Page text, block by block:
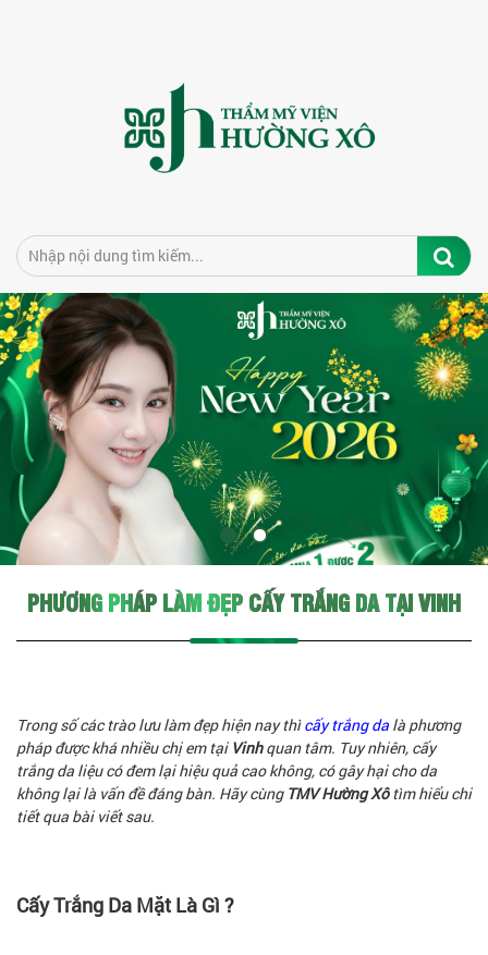
PHƯƠNG PHÁP LÀM ĐẸP CẤY TRẮNG DA TẠI VINH
Trong số các trào lưu làm đẹp hiện nay thìcấy trắng da là phương
pháp được khá nhiều chị em tại Vinhquan tâm. Tuy nhiên, cấy
trắng da liệu có đem lại hiệu quả cao không, có gây hại cho da
không lại là vấn đề đáng bàn. Hãy cùng TMV Hường Xôtìm hiểu chi
tiết qua bài viết sau.
Cấy Trắng Da Mặt Là Gì ?